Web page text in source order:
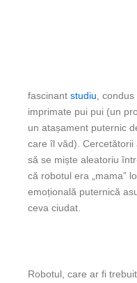
fascinant studiu, condus
imprimate pui pui (un
un atașament puternic
care îl văd).
să se miște aleatoriu
că robotul era „mama”
emoțională puternică
ceva ciudat.
Robotul, care ar fi